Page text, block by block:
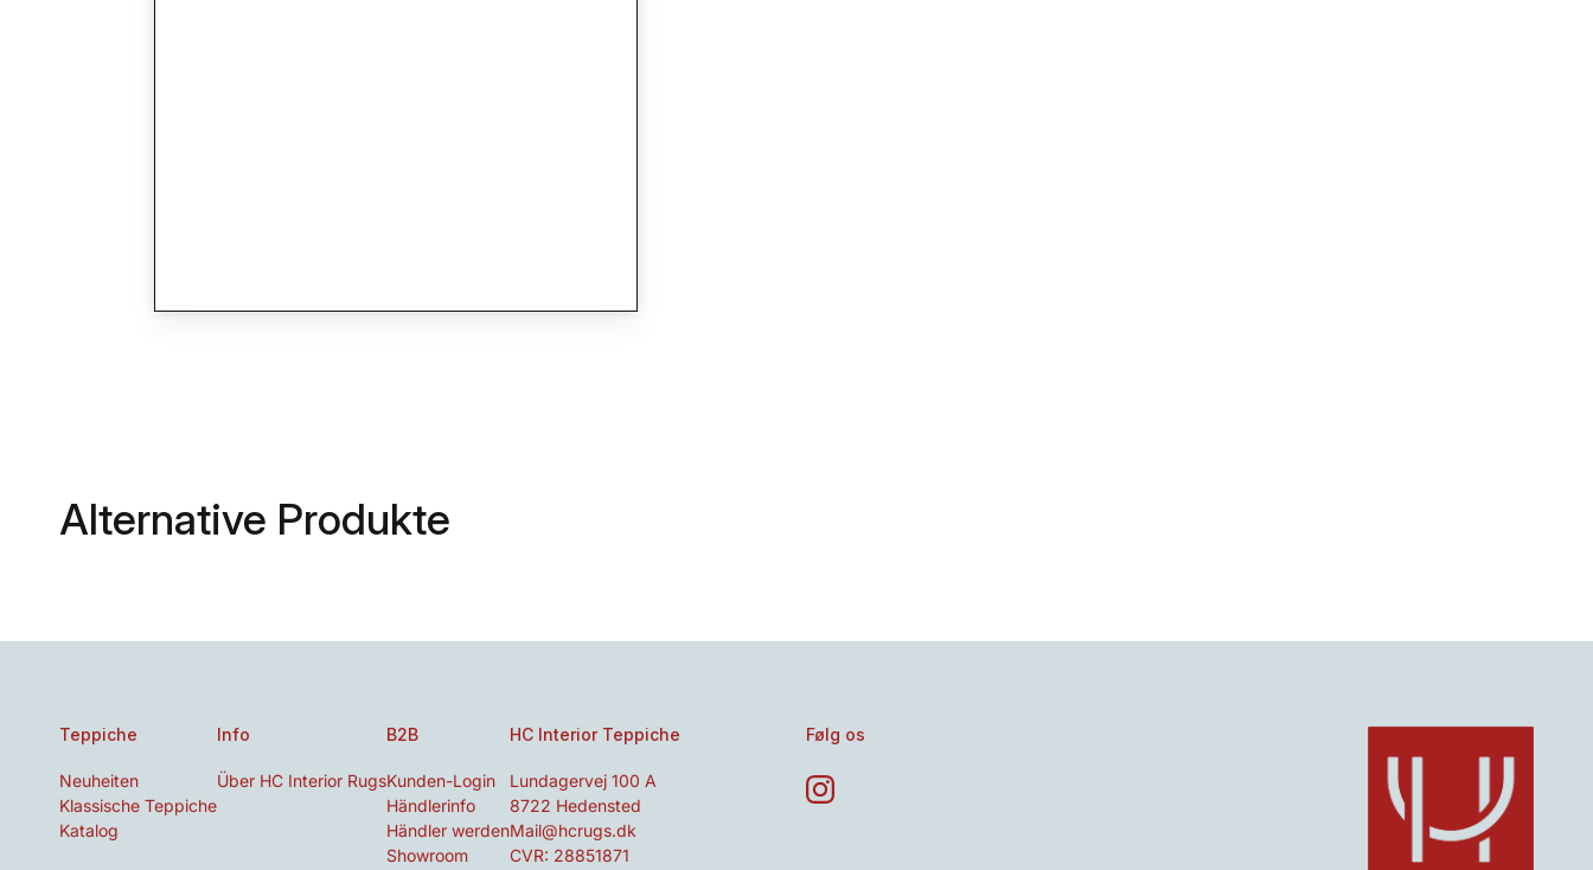
Alternative Produkte
Teppiche
Neuheiten
Klassische Teppiche
Katalog
Info
Über HC Interior Rugs
B2B
Kunden-Login
Händlerinfo
Händler werden
Showroom
HC Interior Teppiche
Lundagervej 100 A
8722 Hedensted
Mail@hcrugs.dk
CVR: 28851871
Følg os